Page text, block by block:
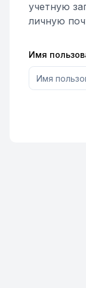
учетную
личную
Имя